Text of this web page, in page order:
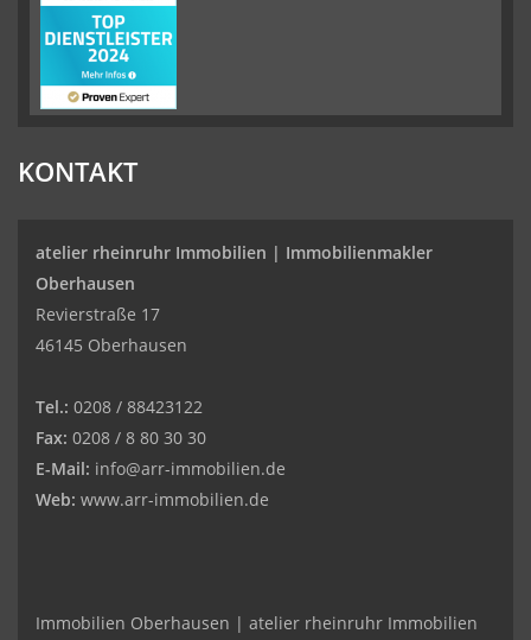
KONTAKT
atelier rheinruhr Immobilien | Immobilienmakler
Oberhausen
Revierstraße 17
46145 Oberhausen
Tel.: 0208 / 88423122
Fax: 0208 / 8 80 30 30
E-Mail: info@arr-immobilien.de
Web: www.arr-immobilien.de
Immobilien Oberhausen | atelier rheinruhr Immobilien